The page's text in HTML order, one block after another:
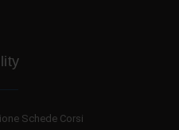
Schede Corsi